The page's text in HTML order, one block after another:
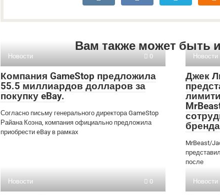
Вам также может быть
Новости 0
Компания GameStop предложила
55.5 миллиардов долларов за
покупку eBay.
Согласно письму генерального директора GameStop
Райана Коэна, компания официально предложила
приобрести eBay в рамках
Новости
Джек
MrBeast/
после
Новости 0 Новости